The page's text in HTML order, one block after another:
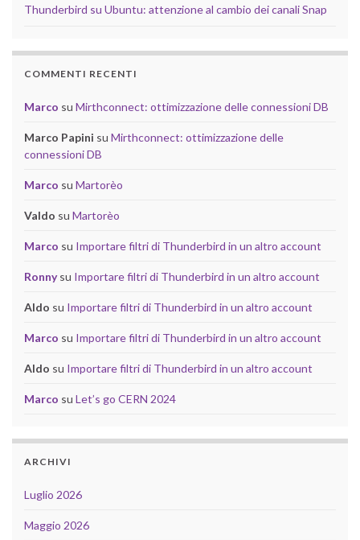
Thunderbird su Ubuntu: attenzione al cambio dei canali Snap
COMMENTI RECENTI
Marco su Mirthconnect: ottimizzazione delle connessioni DB
Marco Papini su Mirthconnect: ottimizzazione delle
connessioni DB
Marco su Martorèo
Valdo su Martorèo
Marco su Importare filtri di Thunderbird in un altro account
Ronnysu Importare filtri di Thunderbird in un altro account
Aldo su Importare filtri di Thunderbird in un altro account
Marco su Importare filtri di Thunderbird in un altro account
Aldo su Importare filtri di Thunderbird in un altro account
Marco su Let’s go CERN 2024
ARCHIVI
Luglio 2026
Maggio 2026